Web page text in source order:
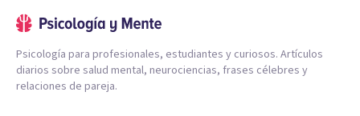
Psicología para profesionales, estudiantes y curiosos. Artículos
diarios sobre salud mental, neurociencias, frases célebres y
relaciones de pareja.